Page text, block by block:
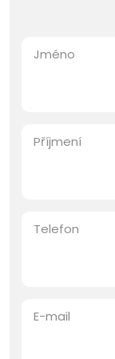
Jméno
Příjmení
Telefon
E-mail